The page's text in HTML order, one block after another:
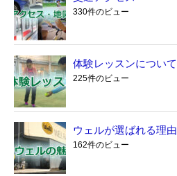
330件のビュー
体験レッスンについて
225件のビュー
ウェルが選ばれる理由
162件のビュー